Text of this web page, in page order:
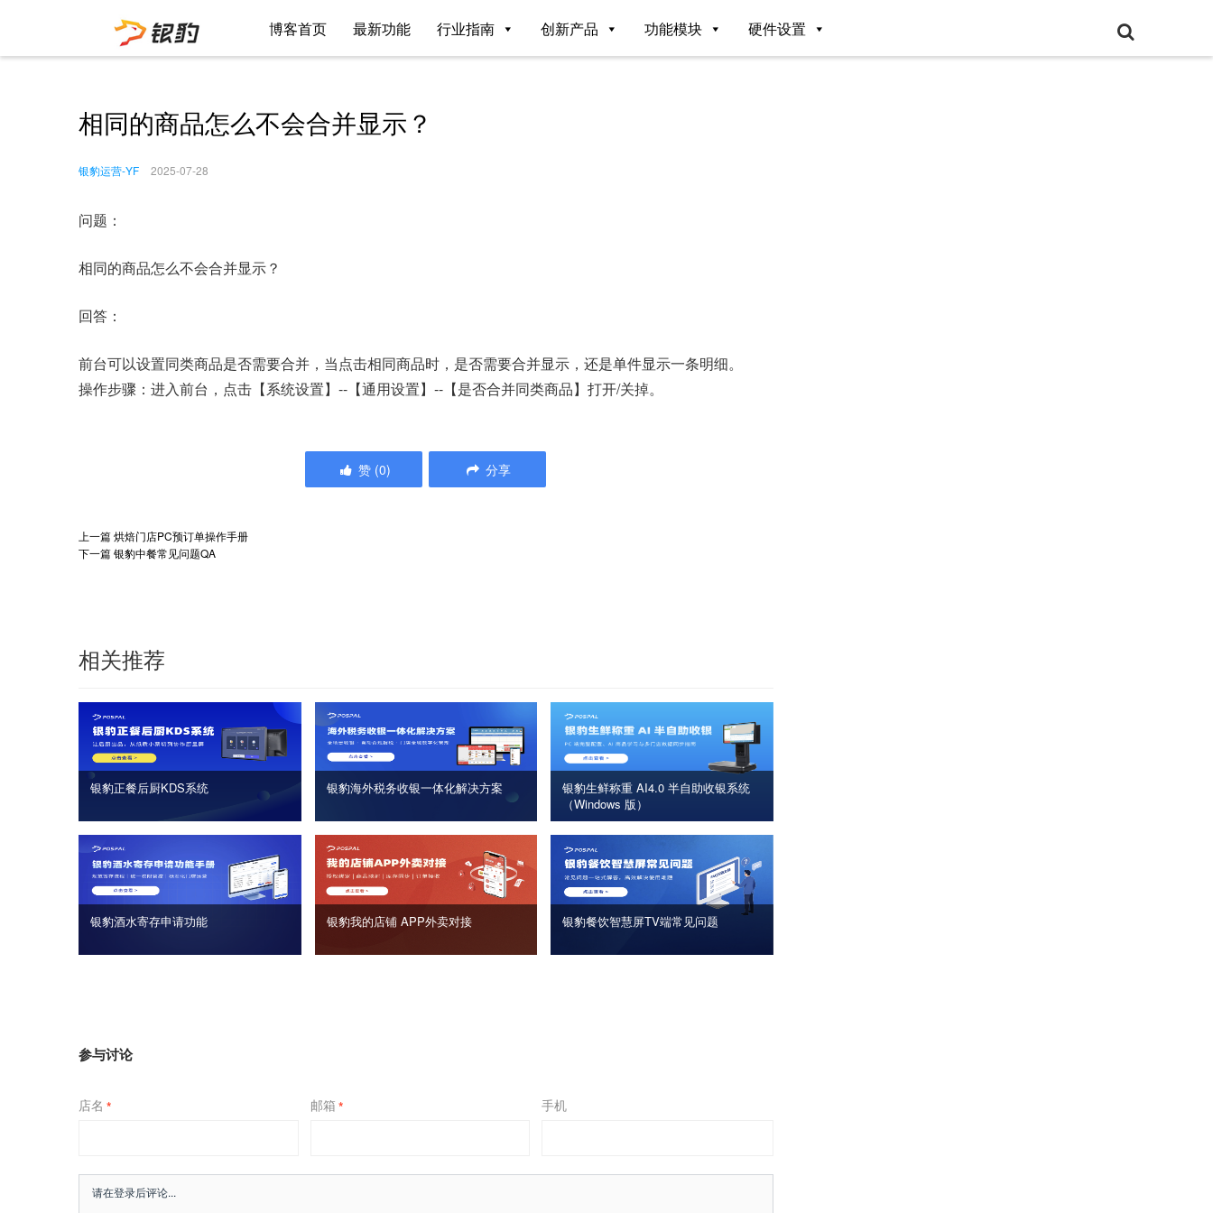
博客首页 最新功能 行业指南 创新产品 功能模块 硬件设置
相同的商品怎么不会合并显示？
银豹运营-YF 2025-07-28
问题：
相同的商品怎么不会合并显示？
回答：
前台可以设置同类商品是否需要合并，当点击相同商品时，是否需要合并显示，还是单件显示一条明细。
操作步骤：进入前台，点击【系统设置】--【通用设置】--【是否合并同类商品】打开/关掉。
赞 (0) 分享
上一篇烘焙门店PC预订单操作手册
下一篇银豹中餐常见问题QA
相关推荐
银豹正餐后厨KDS系统 银豹海外税务收银一体化解决方案
银豹生鲜称重 AI4.0 半自助收银系统
（Windows 版）
银豹酒水寄存申请功能 银豹我的店铺 APP外卖对接 银豹餐饮智慧屏TV端常见问题
参与讨论
店名 * 邮箱 * 手机